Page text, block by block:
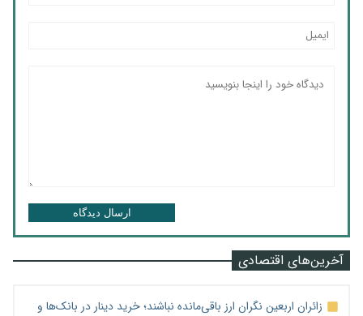
ارسال دیدگاه
آخرین‌های اقتصادی
زائران اربعین نگران ارز باقی‌مانده نباشند؛ خرید دینار در بانک‌ها و